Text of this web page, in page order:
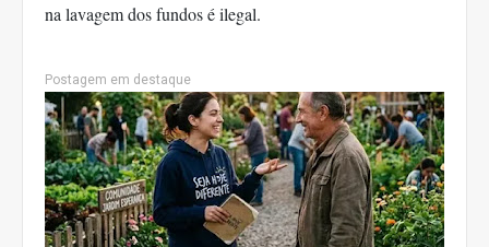
na lavagem dos fundos é ilegal.
Postagem em destaque